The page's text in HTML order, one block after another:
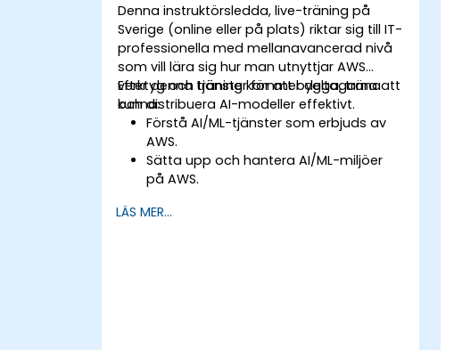
Denna instruktörsledda, live-träning på
Sverige (online eller på plats) riktar sig till IT-
professionella med mellanavancerad nivå
som vill lära sig hur man utnyttjar AWS
verktyg och tjänster för att bygga, träna
och distribuera AI-modeller effektivt.
Efter denna träning kommer deltagarna att
kunna:
Förstå AI/ML-tjänster som erbjuds av
AWS.
Sätta upp och hantera AI/ML-miljöer
på AWS.
träna och distribuera AI-modeller med
LÄS MER...